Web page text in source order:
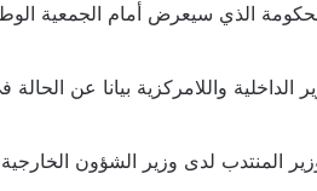
الذي سيعرض أمام الجمعية الوطنية وذلك طبقا
الداخلية واللامركزية بيانا عن الحالة
المنتدب لدى وزير الشؤون الخارجية